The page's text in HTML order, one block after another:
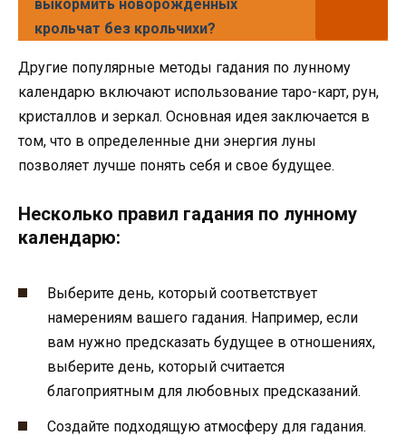
выкормить новорожденных
крольчат без крольчихи?
Другие популярные методы гадания по лунному
календарю включают использование таро-карт, рун,
кристаллов и зеркал. Основная идея заключается в
том, что в определенные дни энергия луны
позволяет лучше понять себя и свое будущее.
Несколько правил гадания по лунному
календарю:
Выберите день, который соответствует
намерениям вашего гадания. Например, если
вам нужно предсказать будущее в отношениях,
выберите день, который считается
благоприятным для любовных предсказаний.
Создайте подходящую атмосферу для гадания.